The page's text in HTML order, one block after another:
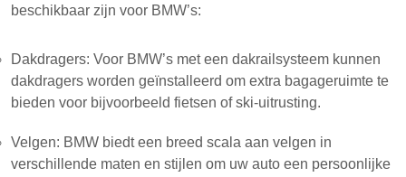
beschikbaar zijn voor BMW’s:
Dakdragers: Voor BMW’s met een dakrailsysteem kunnen
dakdragers worden geïnstalleerd om extra bagageruimte te
bieden voor bijvoorbeeld fietsen of ski-uitrusting.
Velgen: BMW biedt een breed scala aan velgen in
verschillende maten en stijlen om uw auto een persoonlijke